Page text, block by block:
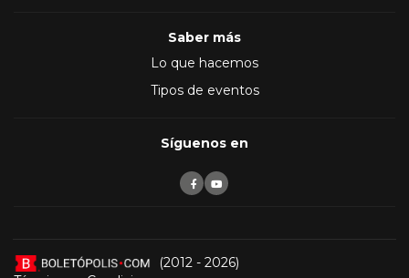
Saber más
Lo que hacemos
Tipos de eventos
Síguenos en
(2012 - 2026)